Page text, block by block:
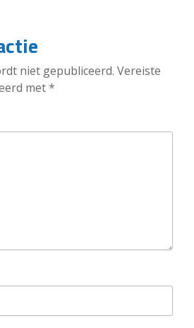
niet gepubliceerd. Vereiste
met*